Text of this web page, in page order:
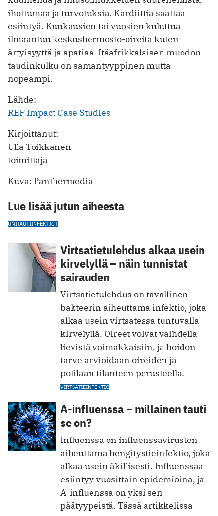
ihottumaa ja turvotuksia. Kardiittia saattaa
esiintyä. Kuukausien tai vuosien kuluttua
ilmaantuu keskushermosto-oireita kuten
ärtyisyyttä ja apatiaa. Itäafrikkalaisen muodon
taudinkulku on samantyyppinen mutta
nopeampi.
Lähde:
REF Impact Case Studies
Kirjoittanut:
Ulla Toikkanen
toimittaja
Kuva: Panthermedia
Lue lisää jutun aiheesta
UNITAUTIINFEKTIOT
Virtsatietulehdus alkaa usein
kirvelyllä – näin tunnistat
sairauden
Virtsatietulehdus on tavallinen
bakteerin aiheuttama infektio, joka
alkaa usein virtsatessa tuntuvalla
kirvelyllä. Oireet voivat vaihdella
lievistä voimakkaisiin, ja hoidon
tarve arvioidaan oireiden ja
potilaan tilanteen perusteella.
VIRTSATIEINFEKTIO
A-influenssa – millainen tauti
se on?
Influenssa on influenssavirusten
aiheuttama hengitystieinfektio, joka
alkaa usein äkillisesti. Influenssaa
esiintyy vuosittain epidemioina, ja
A-influenssa on yksi sen
päätyypeistä. Tässä artikkelissa